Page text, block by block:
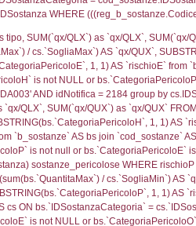
0.021519899368286
sql: SELECT
WHERE
sql: SELECT